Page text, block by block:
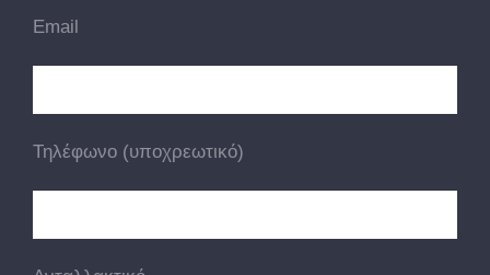
Email
Τηλέφωνο (υποχρεωτικό)